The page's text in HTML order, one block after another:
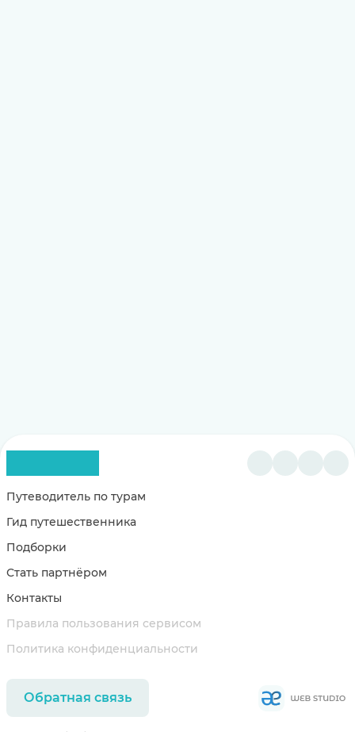
Путеводитель по турам
Гид путешественника
Подборки
Стать партнёром
Контакты
Правила пользования сервисом
Политика конфиденциальности
Обратная связь